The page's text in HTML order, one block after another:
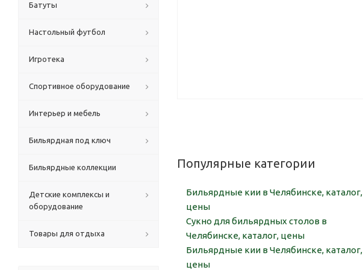
Популярные категории
Бильярдные кии в Челябинске, каталог,
цены
Сукно для бильярдных столов в
Челябинске, каталог, цены
Бильярдные кии в Челябинске, каталог,
цены
Батуты
Настольный футбол
Игротека
Спортивное оборудование
Интерьер и мебель
Бильярдная под ключ
Бильярдные коллекции
Детские комплексы и
оборудование
Товары для отдыха